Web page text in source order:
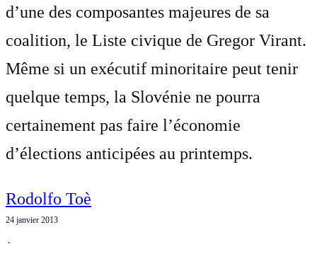
d’une des composantes majeures de sa
coalition, le Liste civique de Gregor Virant.
Même si un exécutif minoritaire peut tenir
quelque temps, la Slovénie ne pourra
certainement pas faire l’économie
d’élections anticipées au printemps.
Rodolfo Toè
24 janvier 2013
⋅